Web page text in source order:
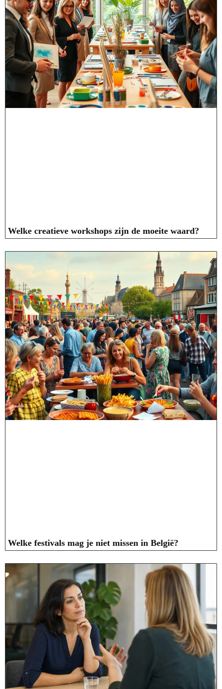
Welke creatieve workshops zijn de moeite waard?
Welke festivals mag je niet missen in België?